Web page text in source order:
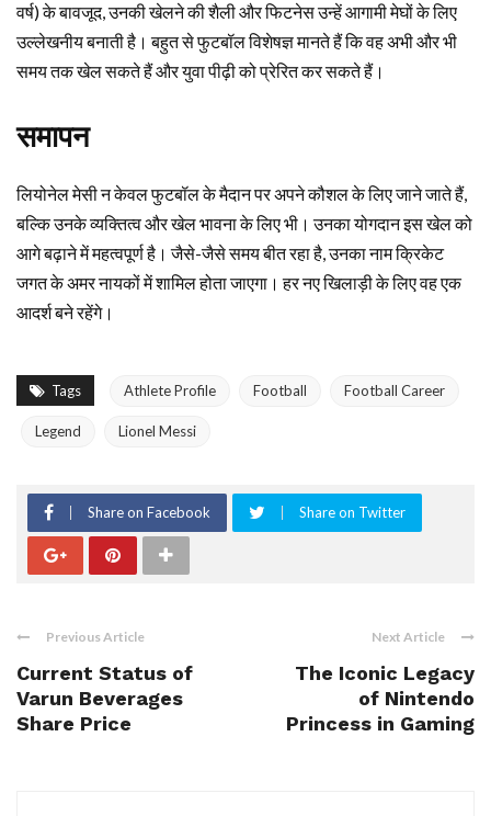
वर्ष) के बावजूद, उनकी खेलने की शैली और फिटनेस उन्हें आगामी मेघों के लिए
उल्लेखनीय बनाती है। बहुत से फुटबॉल विशेषज्ञ मानते हैं कि वह अभी और भी
समय तक खेल सकते हैं और युवा पीढ़ी को प्रेरित कर सकते हैं।
समापन
लियोनेल मेसी न केवल फुटबॉल के मैदान पर अपने कौशल के लिए जाने जाते हैं,
बल्कि उनके व्यक्तित्व और खेल भावना के लिए भी। उनका योगदान इस खेल को
आगे बढ़ाने में महत्वपूर्ण है। जैसे-जैसे समय बीत रहा है, उनका नाम क्रिकेट
जगत के अमर नायकों में शामिल होता जाएगा। हर नए खिलाड़ी के लिए वह एक
आदर्श बने रहेंगे।
Tags Athlete Profile Football Football Career
Legend Lionel Messi
Share on Facebook Share on Twitter
Previous Article
Current Status of
Varun Beverages
Share Price
Next Article
The Iconic Legacy
of Nintendo
Princess in Gaming